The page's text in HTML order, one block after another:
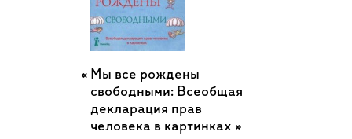
исследованиях Мартин изучает
биографии, опрашивает очевидцев,
рассматривая предмет со всех сторон.
Книга "Джихад: террористами не
рождаются" основана на беседах с
людьми, которые либо лично знали
Мы все рождены
свободными: Всеобщая
декларация прав
человека в картинках »